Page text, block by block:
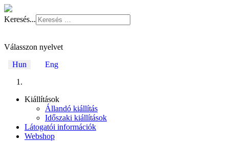
Keresés...
Válasszon nyelvet
Hun
Eng
Kiállítások
Állandó kiállítás
Időszaki kiállítások
Látogatói információk
Webshop